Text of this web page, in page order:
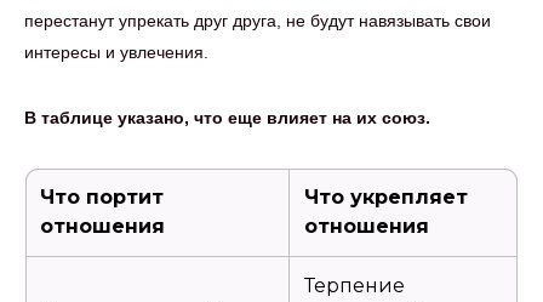
перестанут упрекать друг друга, не будут навязывать свои
интересы и увлечения.
В таблице указано, что еще влияет на их союз.
Что портит
отношения
Что укрепляет
отношения
Терпение